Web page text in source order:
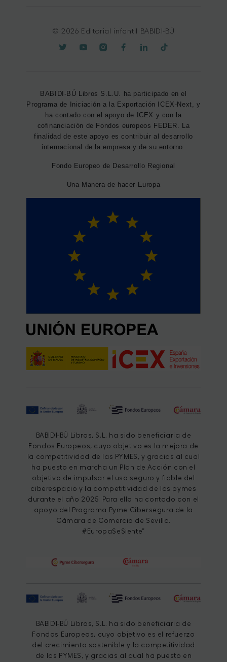
© 2026 Editorial infantil BABIDI-BÚ
BABIDI-BÚ Libros S.L.U. ha participado en el
Programa de Iniciación a la Exportación ICEX-Next, y
ha contado con el apoyo de ICEX y con la
cofinanciación de Fondos europeos FEDER. La
finalidad de este apoyo es contribuir al desarrollo
internacional de la empresa y de su entorno.
Fondo Europeo de Desarrollo Regional
Una Manera de hacer Europa
BABIDI-BÚ Libros, S.L. ha sido beneficiaria de
Fondos Europeos, cuyo objetivo es la mejora de
la competitividad de las PYMES, y gracias al cual
ha puesto en marcha un Plan de Acción con el
objetivo de impulsar el uso seguro y fiable del
ciberespacio y la competitividad de las pymes
durante el año 2025. Para ello ha contado con el
apoyo del Programa Pyme Cibersegura de la
Cámara de Comercio de Sevilla.
#EuropaSeSiente”
BABIDI-BÚ Libros, S.L. ha sido beneficiaria de
Fondos Europeos, cuyo objetivo es el refuerzo
del crecimiento sostenible y la competitividad
de las PYMES, y gracias al cual ha puesto en